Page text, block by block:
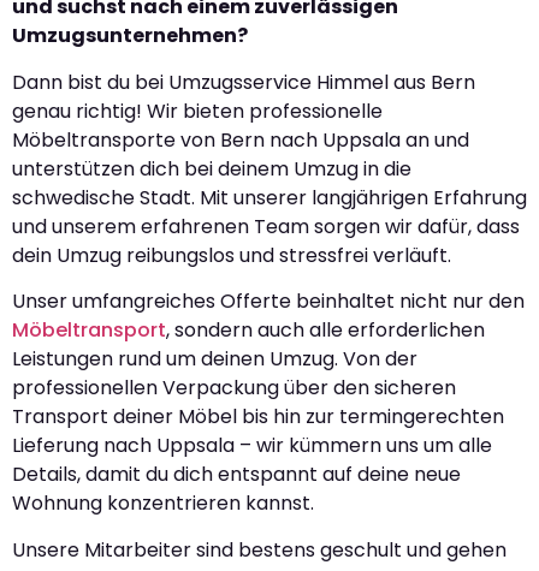
und suchst nach einem zuverlässigen
Umzugsunternehmen?
Dann bist du bei Umzugsservice Himmel aus Bern
genau richtig! Wir bieten professionelle
Möbeltransporte von Bern nach Uppsala an und
unterstützen dich bei deinem Umzug in die
schwedische Stadt. Mit unserer langjährigen Erfahrung
und unserem erfahrenen Team sorgen wir dafür, dass
dein Umzug reibungslos und stressfrei verläuft.
Unser umfangreiches Offerte beinhaltet nicht nur den
Möbeltransport, sondern auch alle erforderlichen
Leistungen rund um deinen Umzug. Von der
professionellen Verpackung über den sicheren
Transport deiner Möbel bis hin zur termingerechten
Lieferung nach Uppsala – wir kümmern uns um alle
Details, damit du dich entspannt auf deine neue
Wohnung konzentrieren kannst.
Unsere Mitarbeiter sind bestens geschult und gehen